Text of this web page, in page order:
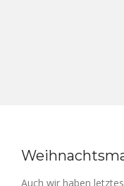
Auch wir haben